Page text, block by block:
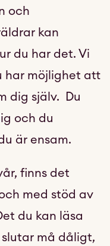
och
kan
du har det. Vi
har möjlighet att
dig själv. Du
och du
är ensam.
finns det
med stöd av
du kan läsa
må dåligt,